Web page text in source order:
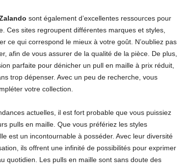
sont également d’excellentes ressources pour
Ces sites regroupent différentes marques et styles,
ce qui correspond le mieux à votre goût. N’oubliez pas
afin de vous assurer de la qualité de la pièce. De plus,
parfaite pour dénicher un pull en maille à prix réduit,
trop dépenser. Avec un peu de recherche, vous
votre collection.
actuelles, il est fort probable que vous puissiez
pulls en maille. Que vous préfériez les styles
est un incontournable à posséder. Avec leur diversité
ils offrent une infinité de possibilités pour exprimer
quotidien. Les pulls en maille sont sans doute des